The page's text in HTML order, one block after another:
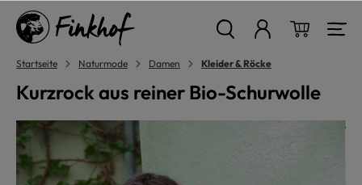
springen
Startseite Naturmode Damen Kleider & Röcke
Kurzrock aus reiner Bio-Schurwolle
Bildergalerie überspringen